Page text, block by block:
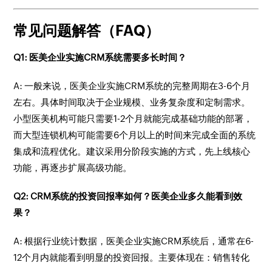
常见问题解答（FAQ）
Q1: 医美企业实施CRM系统需要多长时间？
A: 一般来说，医美企业实施CRM系统的完整周期在3-6个月
左右。具体时间取决于企业规模、业务复杂度和定制需求。
小型医美机构可能只需要1-2个月就能完成基础功能的部署，
而大型连锁机构可能需要6个月以上的时间来完成全面的系统
集成和流程优化。建议采用分阶段实施的方式，先上线核心
功能，再逐步扩展高级功能。
Q2: CRM系统的投资回报率如何？医美企业多久能看到效
果？
A: 根据行业统计数据，医美企业实施CRM系统后，通常在6-
12个月内就能看到明显的投资回报。主要体现在：销售转化